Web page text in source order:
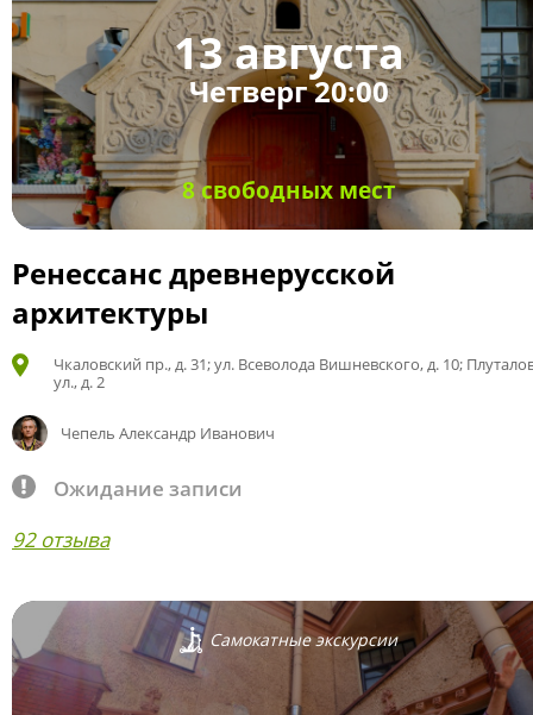
13 августа
Четверг 20:00
8 свободных мест
Ренессанс древнерусской
архитектуры
Чкаловский пр., д. 31; ул. Всеволода Вишневского, д. 10;
ул., д. 2
Чепель Александр Иванович
Ожидание записи
92 отзыва
Самокатные экскурсии